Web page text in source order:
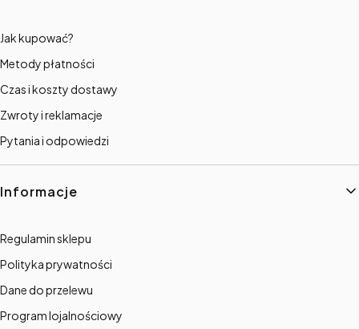
Jak kupować?
Metody płatności
Czas i koszty dostawy
Zwroty i reklamacje
Pytania i odpowiedzi
Informacje
Regulamin sklepu
Polityka prywatności
Dane do przelewu
Program lojalnościowy